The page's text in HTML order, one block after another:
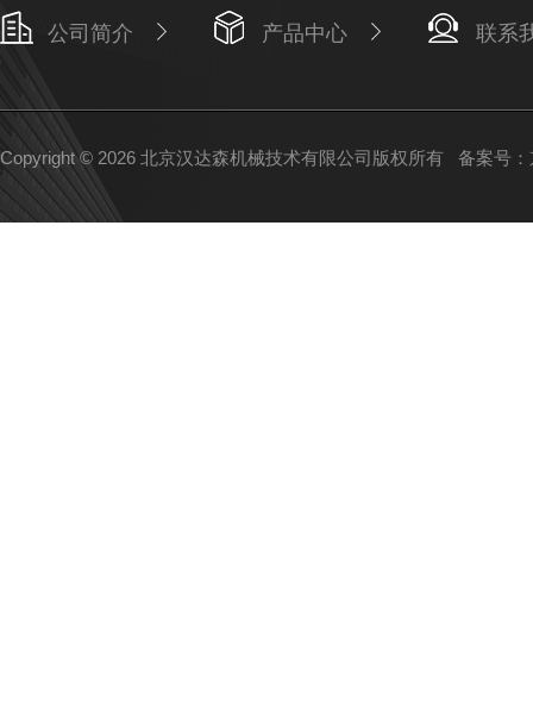
公司简介 产品中心 联系
Copyright © 2026 北京汉达森机械技术有限公司版权所有 备案号：